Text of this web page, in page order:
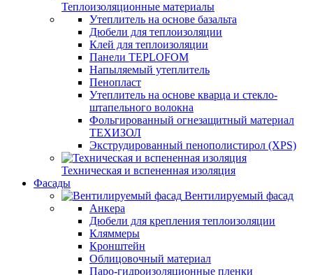
Теплоизоляционные материалы
Утеплитель на основе базальта
Дюбели для теплоизоляции
Клей для теплоизоляции
Панели TEPLOFOM
Напыляемый утеплитель
Пенопласт
Утеплитель на основе кварца и стекло-
штапельного волокна
Фольгированный огнезащитный материал
ТЕХИЗОЛ
Экструдированный пенополистирол (XPS)
Техническая и вспененная изоляция
Фасады
Вентилируемый фасад
Анкера
Дюбели для крепления теплоизоляции
Кляммеры
Кронштейн
Облицовочный материал
Паро-гидроизоляционные пленки